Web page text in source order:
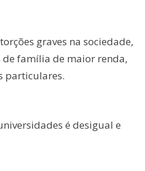
graves na sociedade,
família de maior renda,
particulares.
é desigual e